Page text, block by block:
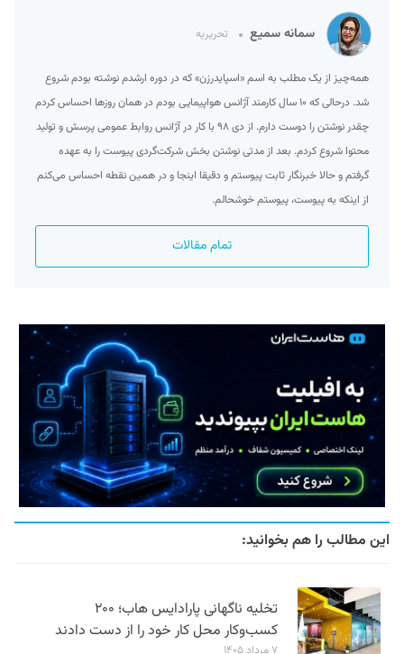
سمانه سمیع تحریریه
همه‌چیز از یک مطلب به اسم «اسپایدرزن» که در دوره ارشدم نوشته بودم شروع
شد. درحالی که ۱۰ سال کارمند آژانس هواپیمایی بودم در همان روزها احساس کردم
چقدر نوشتن را دوست دارم. از دی ۹۸ با کار در آژانس روابط عمومی پرسش و تولید
محتوا شروع کردم. بعد از مدتی نوشتن بخش شرکت‌گردی پیوست را به عهده
گرفتم و حالا خبرنگار ثابت پیوستم و دقیقا اینجا و در همین نقطه احساس می‌کنم
از اینکه به پیوست، پیوستم خوشحالم.
تمام مقالات
این مطالب را هم بخوانید:
تخلیه ناگهانی پارادایس هاب؛ ۲۰۰
کسب‌وکار محل کار خود را از دست دادند
۷ مرداد ۱۴۰۵